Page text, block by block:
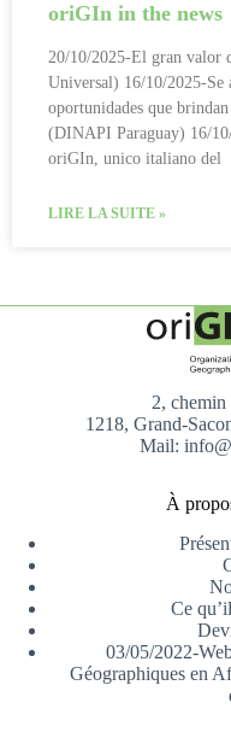
oriGIn in the news
20/10/2025-El gran
Universal) 16/10/2025-Se
oportunidades que
(DINAPI Paraguay) 16/
oriGIn, unico italiano del
LIRE LA SUITE »
2,
1218, Grand-
Mail:
À
Ce
03/05/2022-
Géographiques en